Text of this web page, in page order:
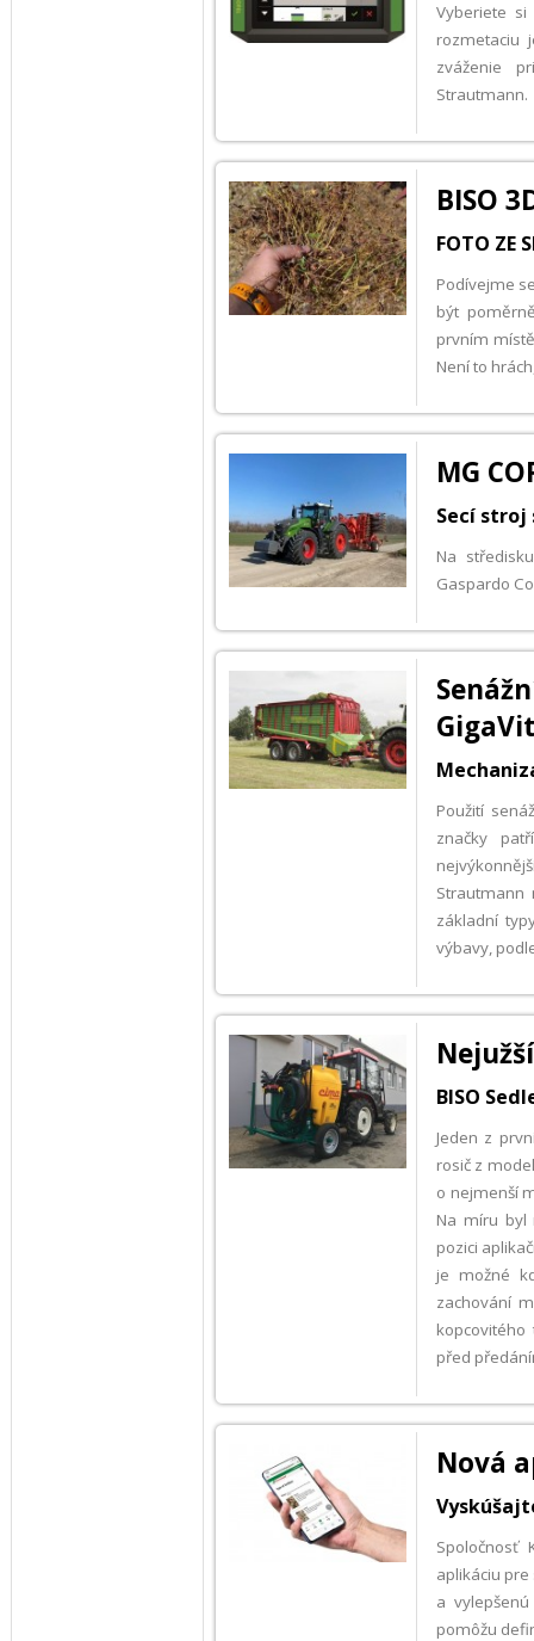
Vyberiete
rozmetaciu
zváženie
Strautmann.
BISO
FOTO ZE
Podívejme
být
prvním
Není to
MG
Secí stroj
Na
Gaspardo
Použití
značky
Strautmann
základní
výbavy,
BISO
Jeden z
rosič z
o nejmenší
Na míru byl
pozici
je možné
zachování
před
Nová
Spoločnosť
aplikáciu
a
pomôžu